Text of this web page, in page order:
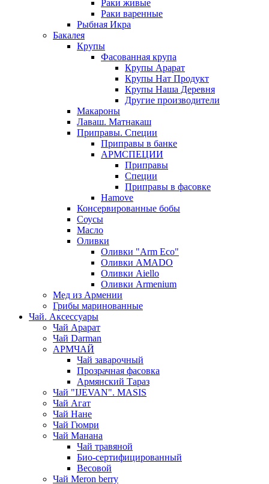
Раки живые
Раки варенные
Рыбная Икра
Бакалея
Крупы
Фасованная крупа
Крупы Арарат
Крупы Нат Продукт
Крупы Наша Деревня
Другие производители
Макароны
Лаваш. Матнакаш
Приправы. Специи
Приправы в банке
АРМСПЕЦИИ
Приправы
Специи
Приправы в фасовке
Hamove
Консервированные бобы
Соусы
Масло
Оливки
Оливки "Arm Eco"
Оливки AMADO
Оливки Aiello
Оливки Armenium
Мед из Армении
Грибы маринованные
Чай. Аксессуары
Чай Арарат
Чай Darman
АРМЧАЙ
Чай заварочный
Прозрачная фасовка
Армянский Тараз
Чай "IJEVAN". MASIS
Чай Агат
Чай Нане
Чай Гюмри
Чай Манана
Чай травяной
Био-сертифицированный
Весовой
Чай Meron berry